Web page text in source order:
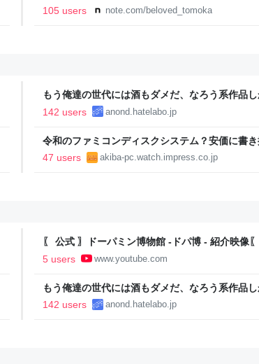
事故遺族メモ
105 users note.com/beloved_tomoka
もう俺達の世代には酒もダメだ、なろう系作品
142 users
anond.hatelabo.jp
令和のファミコンディスクシステム？安価に書
ィスクシステム」
47 users akiba-pc.watch.impress.co.jp
〖 公式 〗ドーパミン博物館 -ドパ博 - 紹介映像
らなみマイクラ
5 users www.youtube.com
もう俺達の世代には酒もダメだ、なろう系作品
142 users
anond.hatelabo.jp